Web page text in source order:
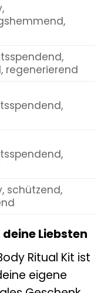
regenerierend
schützend,
Liebsten
Ritual Kit ist
eigene